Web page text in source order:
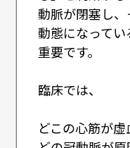
動脈が閉塞し
動態になって
重要です。
臨床では、
どこの心筋が